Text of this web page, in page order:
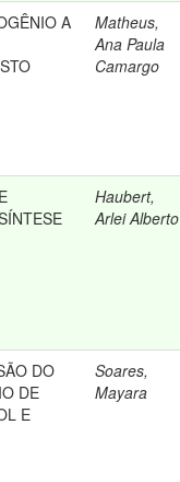
A
Matheus,
Ana Paula
Camargo
Haubert,
Arlei Alberto
DO
DE
E
Soares,
Mayara